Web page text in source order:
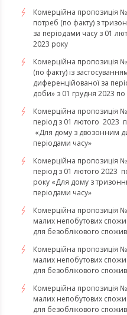
Комерційна пропозиція
потреб (по факту) з
за періодами часу з 01
2023 року
Комерційна пропозиція
(по факту) із
диференційованої за
доби» з 01 грудня 2023
Комерційна пропозиція
період з 01 лютого 2023
«Для дому з двозонним
періодами часу»
Комерційна пропозиція
період з 01 лютого 2023
року «Для дому з
періодами часу»
​​​​​​​Комерційна пропозиція
малих непобутових
для безоблікового
Комерційна пропозиція
малих непобутових
для безоблікового
Комерційна пропозиція
малих непобутових
для безоблікового